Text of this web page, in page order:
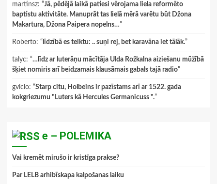
martinsz: “Jā, pēdējā laikā patiesi vērojama liela reformēto
baptistu aktivitāte. Manuprāt tas lielā mērā varētu būt Džona
Makartura, Džona Paipera nopelns…”
Roberto: “ līdzībā es teiktu: .. suņi rej, bet karavāna iet tālāk.”
talyc: “…līdz ar luterāņu mācītāja Ulda Rožkalna aiziešanu mūžībā
šķiet nomiris arī beidzamais klausāmais gabals tajā radio”
gviclo: “Starp citu, Holbeins ir pazīstams arī ar 1522. gada
kokgriezumu "Luters kā Hercules Germanicuss ".”
e – POLEMIKA
Vai kremēt mirušo ir kristīga prakse?
Par LELB arhibīskapa kalpošanas laiku